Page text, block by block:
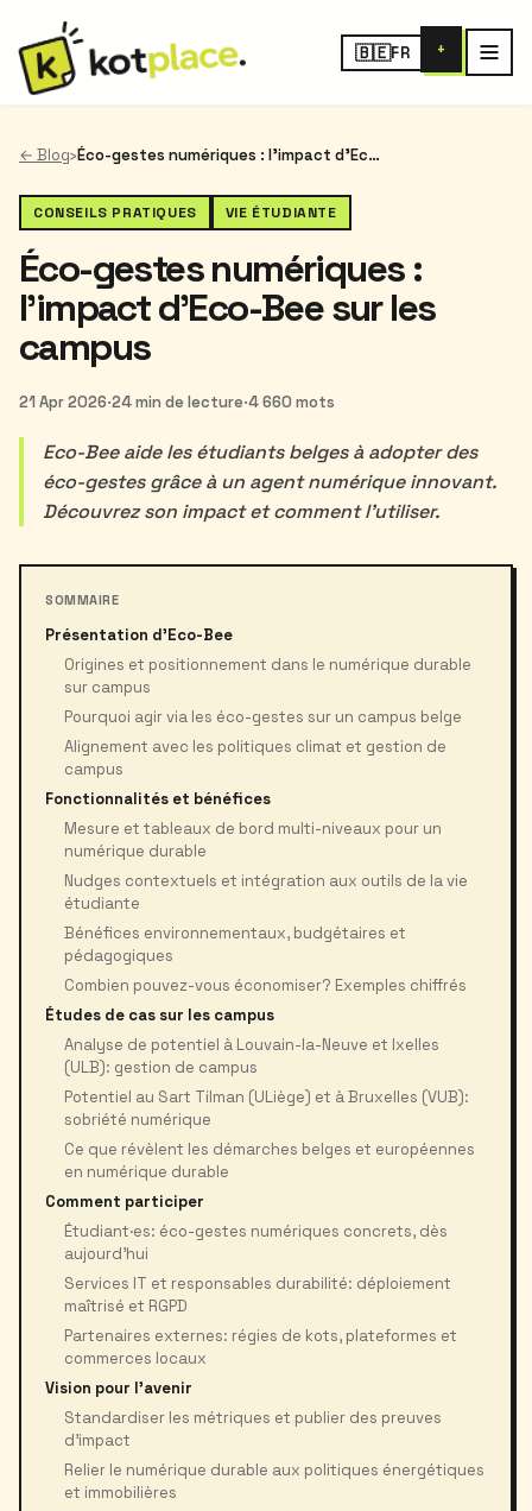
🇧🇪FR +
← Blog› Éco-gestes numériques : l'impact d'Eco-Bee sur les campus
CONSEILS PRATIQUES VIE ÉTUDIANTE
Éco-gestes numériques :
l'impact d'Eco-Bee sur les
campus
21 Apr 2026·24 min de lecture·4 660 mots
Eco-Bee aide les étudiants belges à adopter des
éco-gestes grâce à un agent numérique innovant.
Découvrez son impact et comment l'utiliser.
SOMMAIRE
Présentation d'Eco-Bee
Origines et positionnement dans le numérique durable
sur campus
Pourquoi agir via les éco-gestes sur un campus belge
Alignement avec les politiques climat et gestion de
campus
Fonctionnalités et bénéfices
Mesure et tableaux de bord multi-niveaux pour un
numérique durable
Nudges contextuels et intégration aux outils de la vie
étudiante
Bénéfices environnementaux, budgétaires et
pédagogiques
Combien pouvez-vous économiser? Exemples chiffrés
Études de cas sur les campus
Analyse de potentiel à Louvain-la-Neuve et Ixelles
(ULB): gestion de campus
Potentiel au Sart Tilman (ULiège) et à Bruxelles (VUB):
sobriété numérique
Ce que révèlent les démarches belges et européennes
en numérique durable
Comment participer
Étudiant·es: éco-gestes numériques concrets, dès
aujourd’hui
Services IT et responsables durabilité: déploiement
maîtrisé et RGPD
Partenaires externes: régies de kots, plateformes et
commerces locaux
Vision pour l'avenir
Standardiser les métriques et publier des preuves
d’impact
Relier le numérique durable aux politiques énergétiques
et immobilières